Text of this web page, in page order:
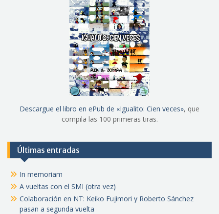
Descargue el libro en ePub de «Igualito: Cien veces», que
compila las 100 primeras tiras.
Últimas entradas
In memoriam
A vueltas con el SMI (otra vez)
Colaboración en NT: Keiko Fujimori y Roberto Sánchez
pasan a segunda vuelta